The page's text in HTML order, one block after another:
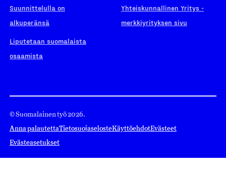
Suunnittelulla on
alkuperänsä
Liputetaan suomalaista
osaamista
Yhteiskunnallinen Yritys -
merkkiyrityksen sivu
© Suomalainen työ 2026.
Anna palautettaTietosuojaselosteKäyttöehdotEvästeet
Evästeasetukset